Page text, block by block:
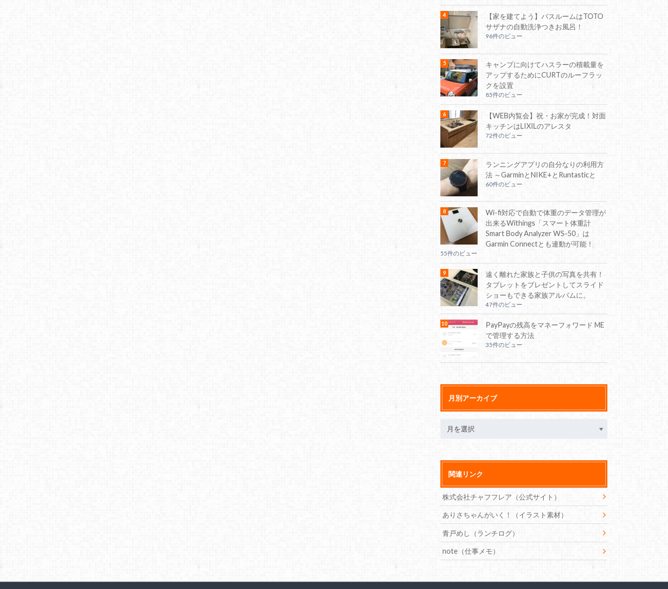
【家を建てよう】バスルームはTOTO
サザナの自動洗浄つきお風呂！
96件のビュー
キャンプに向けてハスラーの積載量を
アップするためにCURTのルーフラッ
クを設置
85件のビュー
【WEB内覧会】祝・お家が完成！対面
キッチンはLIXILのアレスタ
72件のビュー
ランニングアプリの自分なりの利用方
法 ～GarminとNIKE+とRuntasticと
60件のビュー
Wi-fi対応で自動で体重のデータ管理が
出来るWithings「スマート体重計
Smart Body Analyzer WS-50」は
Garmin Connectとも連動が可能！
55件のビュー
遠く離れた家族と子供の写真を共有！
タブレットをプレゼントしてスライド
ショーもできる家族アルバムに。
47件のビュー
PayPayの残高をマネーフォワード ME
で管理する方法
35件のビュー
月別アーカイブ
関連リンク
株式会社チャフフレア（公式サイト）
ありさちゃんがいく！（イラスト素材）
青戸めし（ランチログ）
note（仕事メモ）